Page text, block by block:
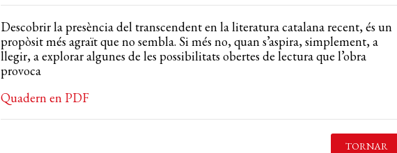
Descobrir la presència del transcendent en la literatura catalana recent, és un
propòsit més agraït que no sembla. Si més no, quan s’aspira, simplement, a
llegir, a explorar algunes de les possibilitats obertes de lectura que l’obra
provoca
Quadern en PDF
TORNAR